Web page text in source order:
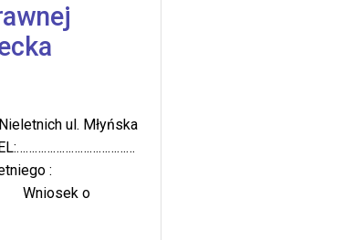
ul. Młyńska
:
Wniosek o